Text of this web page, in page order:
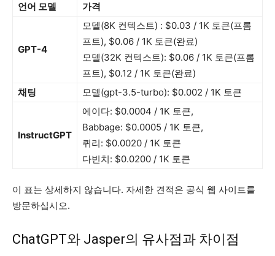
언어 모델 가격
GPT-4
모델(8K 컨텍스트) : $0.03 / 1K 토큰(프롬
프트), $0.06 / 1K 토큰(완료)
모델(32K 컨텍스트): $0.06 / 1K 토큰(프롬
프트), $0.12 / 1K 토큰(완료)
채팅
모델(gpt-3.5-turbo): $0.002 / 1K 토큰
InstructGPT
에이다: $0.0004 / 1K 토큰,
Babbage: $0.0005 / 1K 토큰,
퀴리: $0.0020 / 1K 토큰
다빈치: $0.0200 / 1K 토큰
이 표는 상세하지 않습니다. 자세한 견적은 공식 웹 사이트를
방문하십시오.
ChatGPT와 Jasper의 유사점과 차이점